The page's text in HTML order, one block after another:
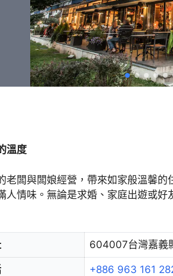
溫度
老闆與闆娘經營，帶來如家般溫馨
人情味。無論是求婚、家庭出遊或
604007台灣嘉義
+886 963 161